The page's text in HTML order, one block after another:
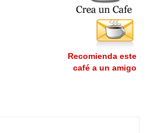
Recomienda este
café a un amigo